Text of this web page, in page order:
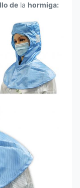
de la hormiga: